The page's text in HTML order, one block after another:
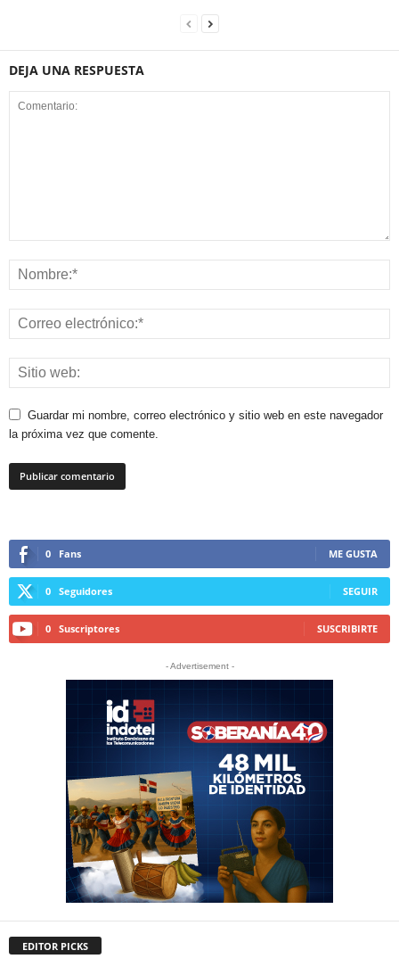
DEJA UNA RESPUESTA
Guardar mi nombre, correo electrónico y sitio web en este navegador
la próxima vez que comente.
0 Fans ME GUSTA
0 Seguidores SEGUIR
0 Suscriptores SUSCRIBIRTE
- Advertisement -
EDITOR PICKS